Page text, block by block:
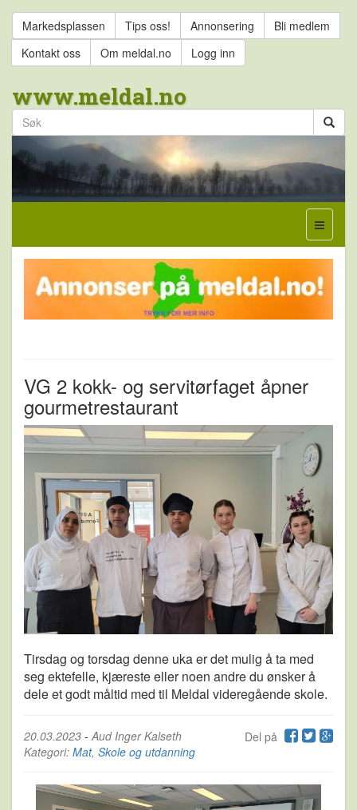
Markedsplassen Tips oss! Annonsering
Bli medlem
Kontakt oss
Om meldal.no Logg inn
www.meldal.no
VG 2 kokk- og servitørfaget åpner
gourmetrestaurant
Tirsdag og torsdag denne uka er det mulig å ta med
seg ektefelle, kjæreste eller noen andre du ønsker å
dele et godt måltid med til Meldal videregående skole.
Del på
20.03.2023 - Aud Inger Kalseth
Kategori: Mat, Skole og utdanning